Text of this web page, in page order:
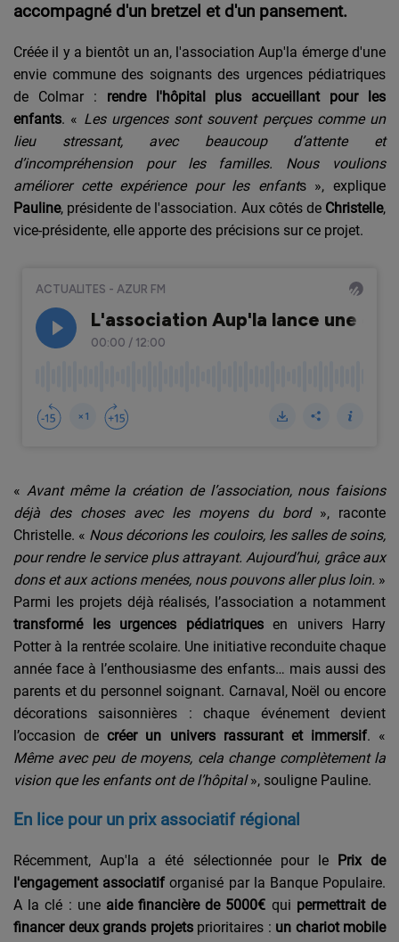
accompagné d'un bretzel et d'un pansement.
Créée il y a bientôt un an, l'association Aup'la émerge d'une
envie commune des soignants des urgences pédiatriques
de Colmar : rendre l'hôpital plus accueillant pour les
enfants. « Les urgences sont souvent perçues comme un
lieu stressant, avec beaucoup d’attente et
d’incompréhension pour les familles. Nous voulions
améliorer cette expérience pour les enfants », explique
Pauline, présidente de l'association. Aux côtés de Christelle,
vice-présidente, elle apporte des précisions sur ce projet.
« Avant même la création de l’association, nous faisions
déjà des choses avec les moyens du bord», raconte
Christelle. « Nous décorions les couloirs, les salles de soins,
pour rendre le service plus attrayant. Aujourd’hui, grâce aux
dons et aux actions menées, nous pouvons aller plus loin. »
Parmi les projets déjà réalisés, l’association a notamment
transformé les urgences pédiatriquesen univers Harry
Potter à la rentrée scolaire. Une initiative reconduite chaque
année face à l’enthousiasme des enfants… mais aussi des
parents et du personnel soignant. Carnaval, Noël ou encore
décorations saisonnières : chaque événement devient
l’occasion decréer un univers rassurant et immersif. «
Même avec peu de moyens, cela change complètement la
vision que les enfants ont de l’hôpital», souligne Pauline.
En lice pour un prix associatif régional
Récemment, Aup'la a été sélectionnée pour lePrix de
l'engagement associatif organisé par la Banque Populaire.
A la clé : uneaide financière de 5000€ qui permettrait de
financer deux grands projetsprioritaires : un chariot mobile